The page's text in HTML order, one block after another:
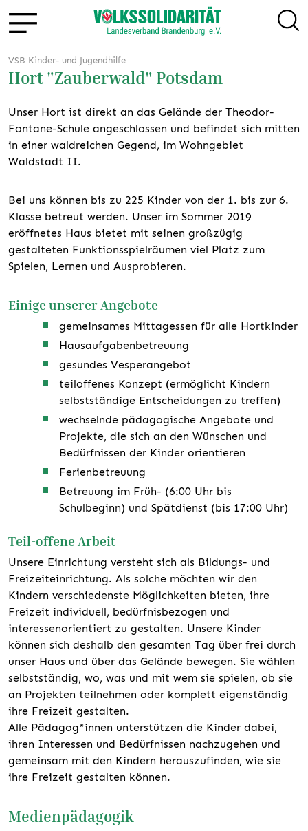
VSB Kinder- und Jugendhilfe
Hort "Zauberwald" Potsdam
Unser Hort ist direkt an das Gelände der Theodor-
Fontane-Schule angeschlossen und befindet sich mitten
in einer waldreichen Gegend, im Wohngebiet
Waldstadt II.
Bei uns können bis zu 225 Kinder von der 1. bis zur 6.
Klasse betreut werden. Unser im Sommer 2019
eröffnetes Haus bietet mit seinen großzügig
gestalteten Funktionsspielräumen viel Platz zum
Spielen, Lernen und Ausprobieren.
Einige unserer Angebote
gemeinsames Mittagessen für alle Hortkinder
Hausaufgabenbetreuung
gesundes Vesperangebot
teiloffenes Konzept (ermöglicht Kindern
selbstständige Entscheidungen zu treffen)
wechselnde pädagogische Angebote und
Projekte, die sich an den Wünschen und
Bedürfnissen der Kinder orientieren
Ferienbetreuung
Betreuung im Früh- (6:00 Uhr bis
Schulbeginn) und Spätdienst (bis 17:00 Uhr)
Teil-offene Arbeit
Unsere Einrichtung versteht sich als Bildungs- und
Freizeiteinrichtung. Als solche möchten wir den
Kindern verschiedenste Möglichkeiten bieten, ihre
Freizeit individuell, bedürfnisbezogen und
interessenorientiert zu gestalten. Unsere Kinder
können sich deshalb den gesamten Tag über frei durch
unser Haus und über das Gelände bewegen. Sie wählen
selbstständig, wo, was und mit wem sie spielen, ob sie
an Projekten teilnehmen oder komplett eigenständig
ihre Freizeit gestalten.
Alle Pädagog*innen unterstützen die Kinder dabei,
ihren Interessen und Bedürfnissen nachzugehen und
gemeinsam mit den Kindern herauszufinden, wie sie
ihre Freizeit gestalten können.
Medienpädagogik